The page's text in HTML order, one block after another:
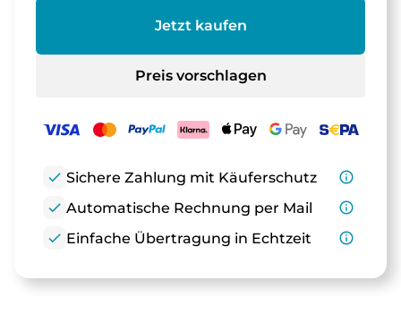
Jetzt kaufen
Preis vorschlagen
check Sichere Zahlung mit Käuferschutz
info_outline
check Automatische Rechnung per Mail
info_outline
check Einfache Übertragung in Echtzeit info_outline